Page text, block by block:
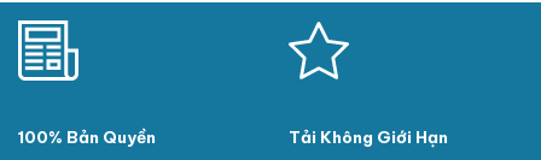
100% Bản Quyền Tải Không Giới Hạn